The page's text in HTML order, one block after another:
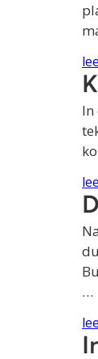
In
…